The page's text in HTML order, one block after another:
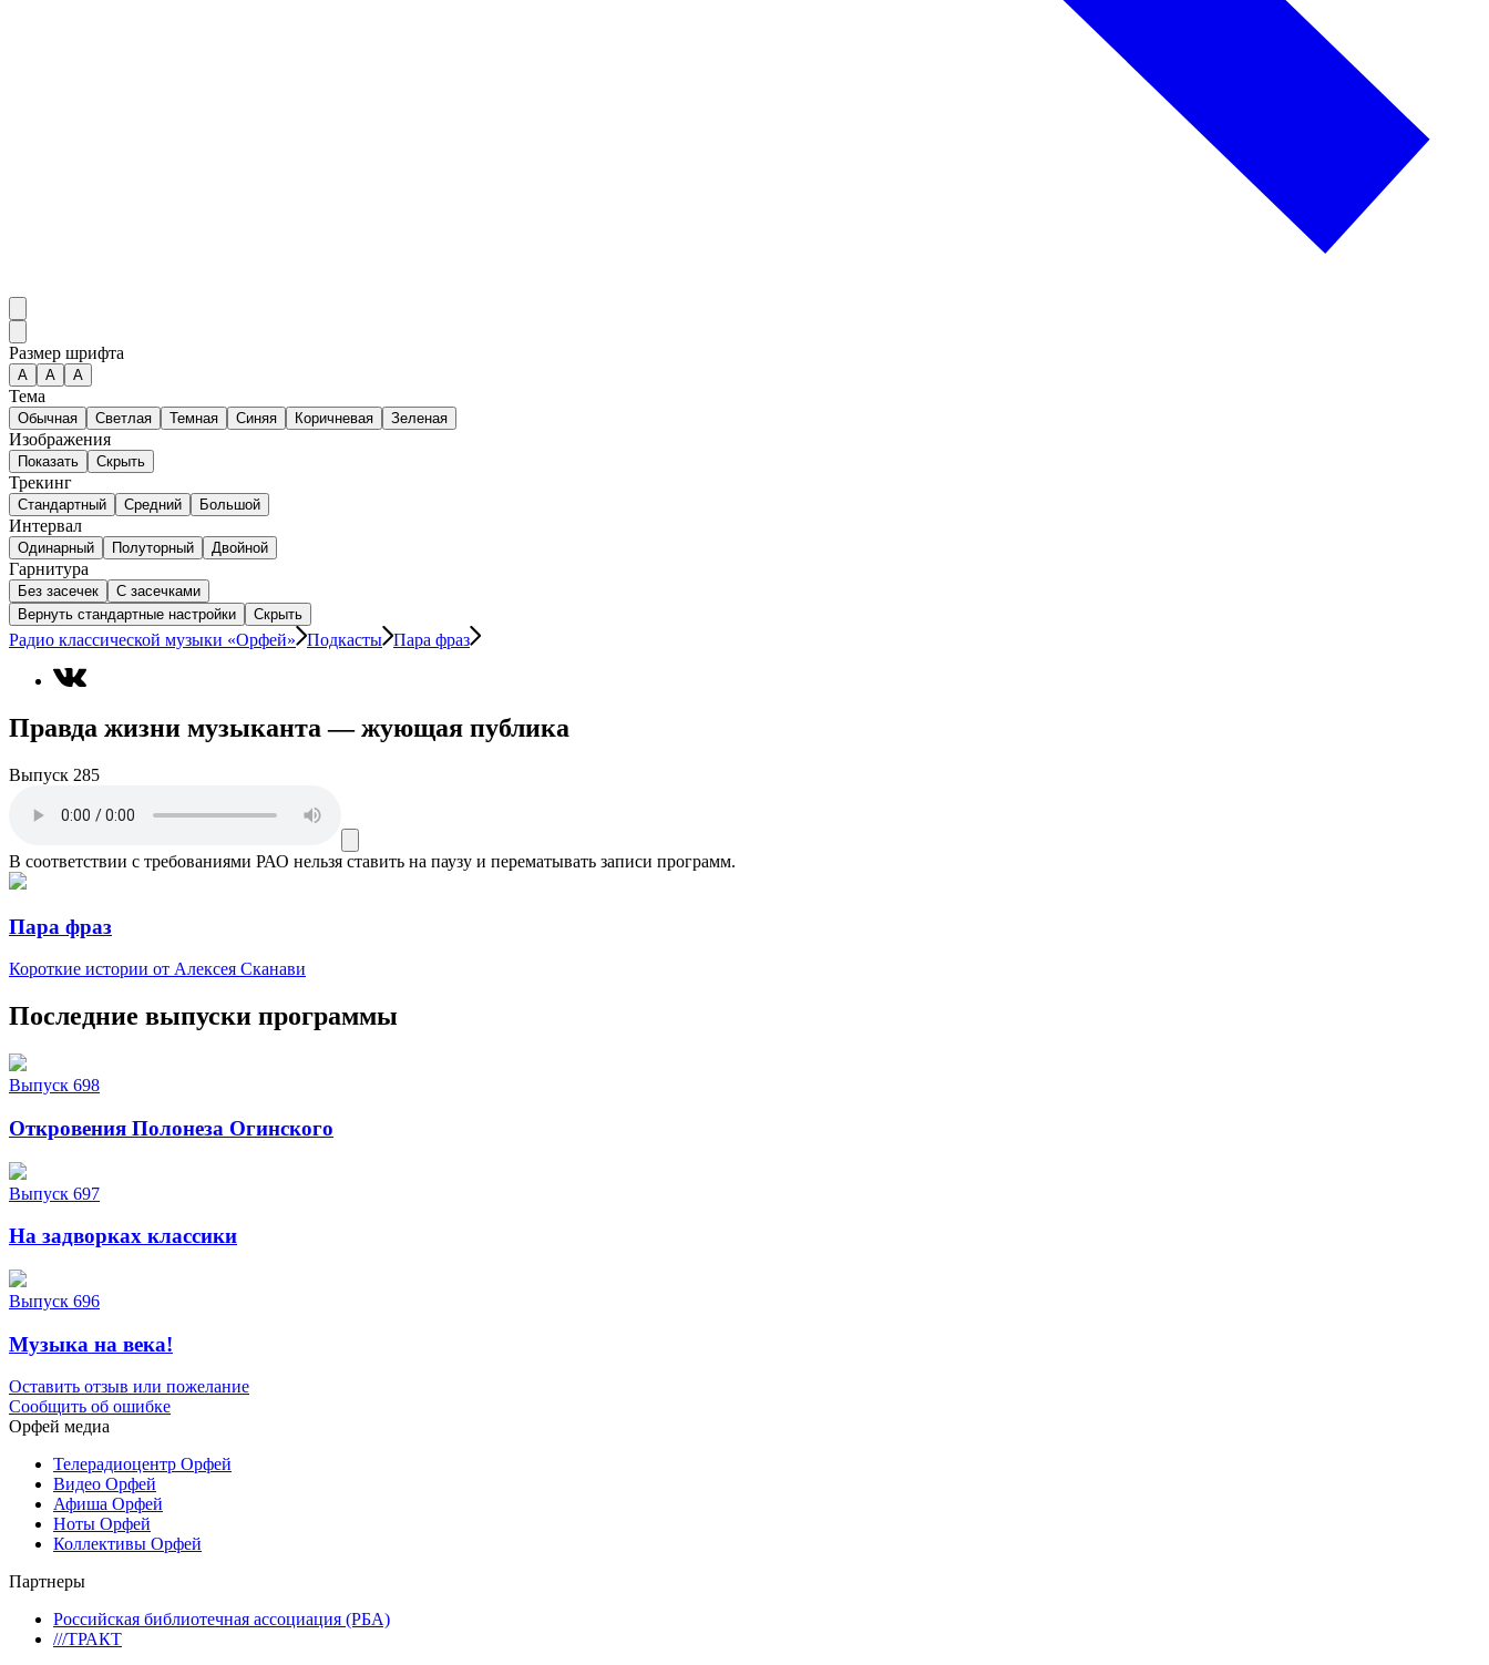
Размер шрифта
А A A
Тема
Обычная Светлая Темная Синяя Коричневая Зеленая
Изображения
Показать Скрыть
Трекинг
Стандартный Средний Большой
Интервал
Одинарный Полуторный Двойной
Гарнитура
Без засечек
С засечками
Вернуть стандартные настройки
Скрыть
Радио классической музыки «Орфей» Подкасты Пара фраз
Правда жизни музыканта — жующая публика
Выпуск 285
В соответствии с требованиями РАО нельзя ставить на паузу и перематывать записи программ.
Пара фраз
Короткие истории от Алексея Сканави
Последние выпуски программы
Выпуск 698
Откровения Полонеза Огинского
Выпуск 697
На задворках классики
Выпуск 696
Музыка на века!
Оставить отзыв или пожелание
Сообщить об ошибке
Орфей медиа
Телерадиоцентр Орфей
Видео Орфей
Афиша Орфей
Ноты Орфей
Коллективы Орфей
Партнеры
Российская библиотечная ассоциация (РБА)
///ТРАКТ